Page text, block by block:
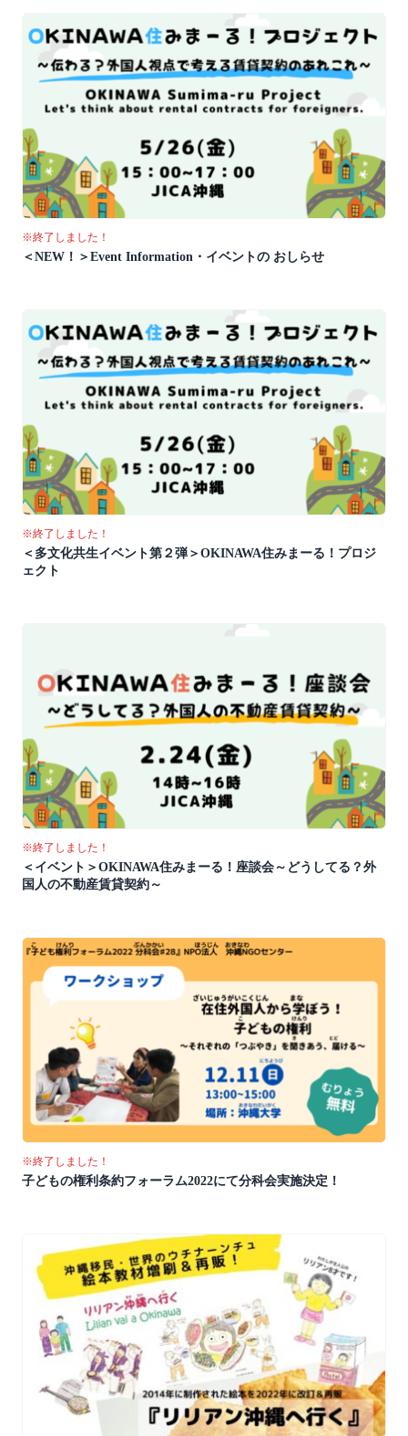
※終了しました！
＜NEW！＞Event Information・イベントの おしらせ
※終了しました！
＜多文化共生イベント第２弾＞OKINAWA住みまーる！プロジ
ェクト
※終了しました！
＜イベント＞OKINAWA住みまーる！座談会～どうしてる？外
国人の不動産賃貸契約～
※終了しました！
子どもの権利条約フォーラム2022にて分科会実施決定！